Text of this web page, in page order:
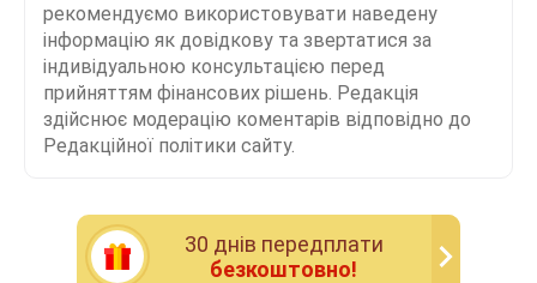
рекомендуємо використовувати наведену
інформацію як довідкову та звертатися за
індивідуальною консультацією перед
прийняттям фінансових рішень. Редакція
здійснює модерацію коментарів відповідно до
Редакційної політики сайту.
30 днiв передплати
безкоштовно!